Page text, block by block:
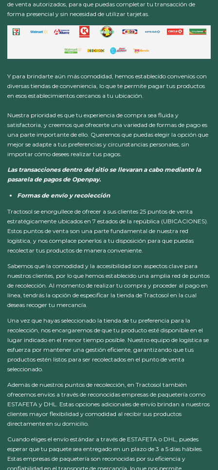
de venta autorizados, para que puedas completar tu transacción de
forma presencial y sin necesidad de utilizar tarjetas.
Y para brindarte aún más comodidad, hemos establecido convenios con
diversas tiendas de conveniencia, lo que te permite pagar tus productos
en esos establecimientos cercanos a tu ubicación.
Nuestra prioridad es que tu experiencia de compra sea fluida y
satisfactoria, y creemos que ofrecerte una variedad de formas de pago es
una parte importante de ello. Queremos que puedas elegir la opción que
mejor se adapte a tus preferencias y circunstancias personales, sin
importar cómo desees realizar tus pagos.
Las transacciones dentro del sitio se llevaran a cabo mediante la
pasarela de pagos de Openpay.
Formas de envío y recolección
Tractosol se enorgullece de ofrecer a sus clientes 25 puntos de venta
estratégicamente ubicados en 7 estados de la república (UBICACIONES)
Estos puntos de venta son una parte fundamental de nuestra red
logística, y nos complace ponerlos a tu disposición para que puedas
recolectar tus productos de manera conveniente.
Sabemos que la comodidad y la accesibilidad son aspectos clave para
nuestros clientes, por lo que hemos establecido una amplia red de puntos
de recolección. Al momento de realizar tu compra y proceder al pago en
línea, tendrás la opción de especificar la tienda de Tractosol en la cual
deseas recoger tu mercancía.
Una vez que hayas seleccionado la tienda de tu preferencia para la
recolección, nos encargaremos de que tu producto esté disponible en el
lugar indicado en el menor tiempo posible. Nuestro equipo de logística se
esfuerza por mantener una gestión eficiente, garantizando que tus
productos estén listos para ser recolectados en el punto de venta
seleccionado.
Además de nuestros puntos de recolección, en Tractosol también
ofrecemos envíos a través de reconocidas empresas de paquetería como
ESTAFETA y DHL. Estas opciones adicionales de envío brindan a nuestros
clientes mayor flexibilidad y comodidad al recibir sus productos
directamente en su domicilio.
Cuando eliges el envío estándar a través de ESTAFETA o DHL, puedes
esperar que tu paquete sea entregado en un plazo de 3 a 5 días hábiles.
Estas empresas de paquetería son reconocidas por su eficiencia y
confiabilidad en el transporte de mercancía, lo que nos permite